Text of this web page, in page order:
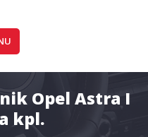
DAWID
& Style
Opel Astra I
kpl.